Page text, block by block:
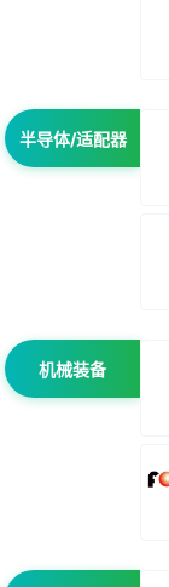
半导体/适配器
机械装备